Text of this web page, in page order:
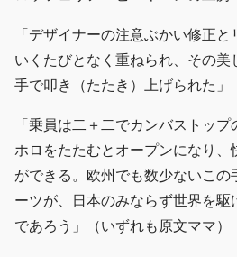
「デザイナーの注意ぶかい修正と
いくたびとなく重ねられ、その
手で叩き（たたき）上げられた」
「乗員は二＋二でカンバストップ
ホロをたたむとオープンになり、
ができる。欧州でも数少ないこの
ーツが、日本のみならず世界を駆
であろう」（いずれも原文ママ）